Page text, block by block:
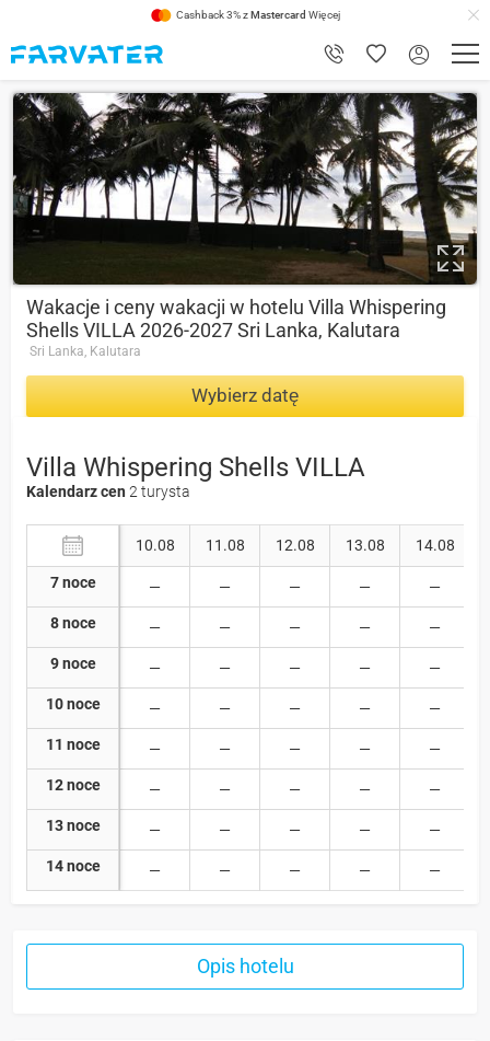
Cashback 3% zMastercard Więcej
10
Wakacje i ceny wakacji w hotelu Villa Whispering
Shells VILLA 2026-2027 Sri Lanka, Kalutara
Sri Lanka, Kalutara
Wybierz datę
Villa Whispering Shells VILLA
Kalendarz cen 2 turysta
7 noce
8 noce
9 noce
10 noce
11 noce
12 noce
13 noce
14 noce
10.08 11.08 12.08 13.08 14.08
Opis hotelu